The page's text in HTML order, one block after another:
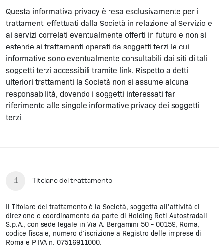
Questa informativa privacy è resa esclusivamente per i
trattamenti effettuati dalla Società in relazione al Servizio e
ai servizi correlati eventualmente offerti in futuro e non si
estende ai trattamenti operati da soggetti terzi le cui
informative sono eventualmente consultabili dai siti di tali
soggetti terzi accessibili tramite link. Rispetto a detti
ulteriori trattamenti la Società non si assume alcuna
responsabilità, dovendo i soggetti interessati far
riferimento alle singole informative privacy dei soggetti
terzi.
1 Titolare del trattamento
Il Titolare del trattamento è la Società, soggetta all’attività di
direzione e coordinamento da parte di Holding Reti Autostradali
S.p.A., con sede legale in Via A. Bergamini 50 – 00159, Roma,
codice fiscale, numero d’iscrizione a Registro delle imprese di
Roma e P IVA n. 07516911000.